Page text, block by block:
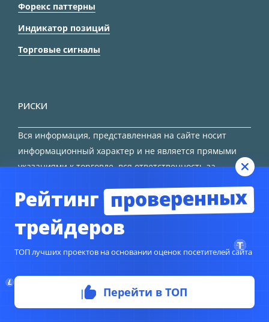
Форекс паттерны
Индикатор позиций
Торговые сигналы
РИСКИ
Вся информация, представленная на сайте носит
информационный характер и не является прямыми
указаниями к торговле, вся ответственность за
© Copyright 2024TORFOREX.COM
Рейтинг проверенных
трейдеров
ТОП лучших проектов на основании оценок посетителей сайта
Перейти в ТОП